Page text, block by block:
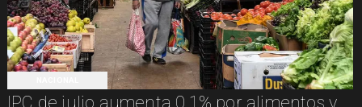
IPC de julio aumenta 0,1% por alimentos y